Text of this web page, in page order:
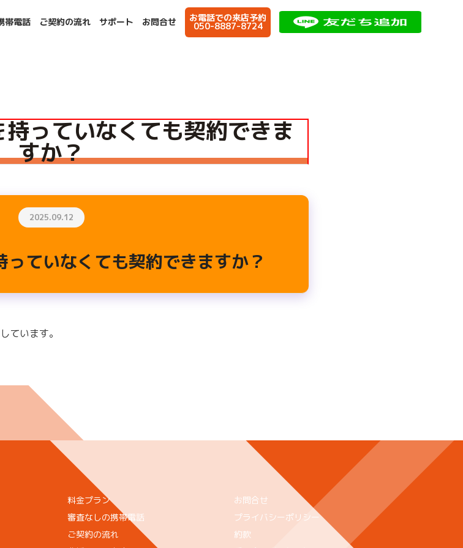
帯電話 ご契約の流れ サポート お問合せ お電話での来店予約
050-8887-8724
前店
っていなくても契約できま
すか？
2025.09.12
ていなくても契約できますか？
ています。
料金プラン
審査なしの携帯電話
ご契約の流れ
お問合せ
プライバシーポリシー
約款